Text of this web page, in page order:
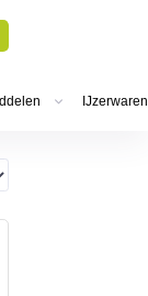
IJzerwaren